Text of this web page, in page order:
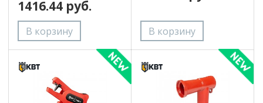
1416.44 руб.